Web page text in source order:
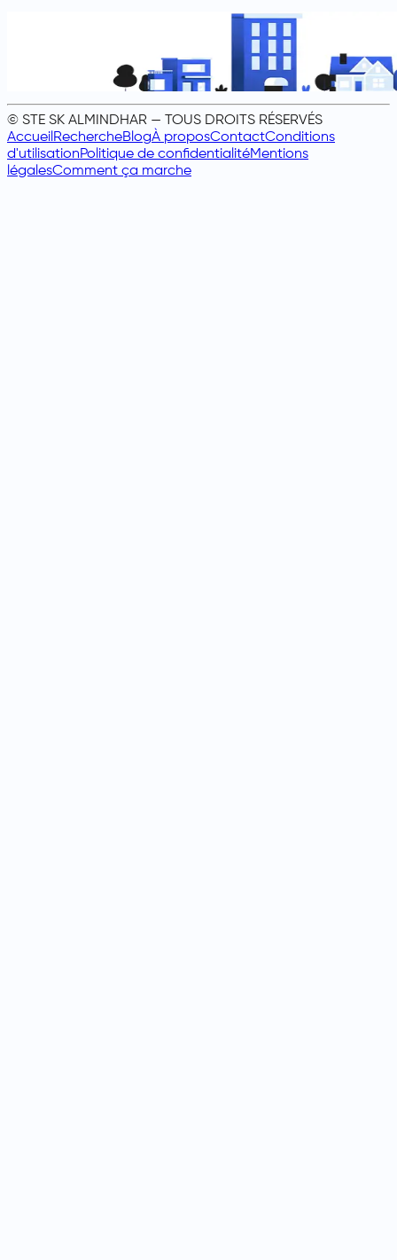
© STE SK ALMINDHAR — TOUS DROITS RÉSERVÉS
AccueilRechercheBlogÀ proposContactConditions
d'utilisationPolitique de confidentialitéMentions
légalesComment ça marche